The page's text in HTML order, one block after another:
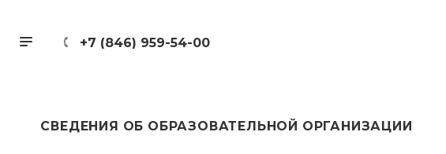
+7 (846) 959-54-00
СВЕДЕНИЯ ОБ ОБРАЗОВАТЕЛЬНОЙ ОРГАНИЗАЦИИ